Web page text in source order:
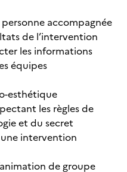
accompagnée
de l’intervention
les informations
équipes
esthétique
les règles de
et du secret
intervention
de groupe